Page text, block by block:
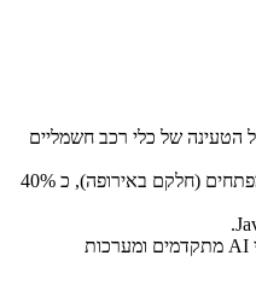
הטעינה של כלי רכב חשמליים
תפקיד הכולל ניהול צוות של בין 8-10 מפתחים (חלקם באירופה), כ 40%
עבודה עם Cloud של Aws ו GCP, כלי AI מתקדמים ומערכות